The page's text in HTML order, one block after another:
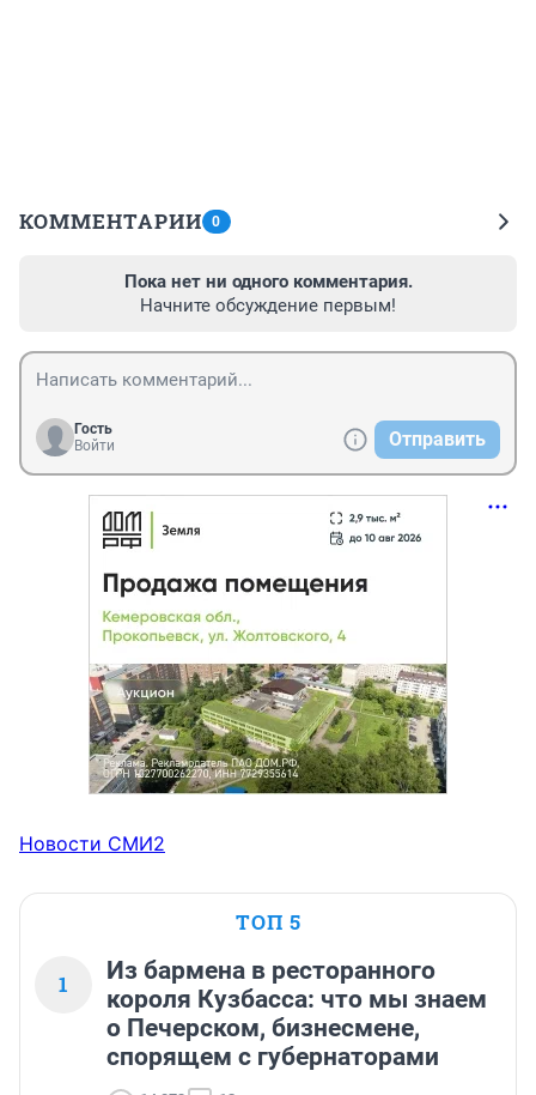
КОММЕНТАРИИ 0
Пока нет ни одного комментария.
Начните обсуждение первым!
Гость
Войти
Отправить
Новости СМИ2
ТОП 5
1
Из бармена в ресторанного
короля Кузбасса: что мы знаем
о Печерском, бизнесмене,
спорящем с губернаторами